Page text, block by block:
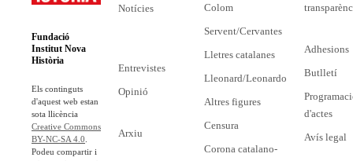
Fundació
Institut Nova
Història
Els continguts
d'aquest web estan
sota llicència
Creative Commons
BY-NC-SA 4.0
Podeu compartir i
Notícies
Entrevistes
Opinió
Arxiu
Colom
Servent/Cervantes
Lletres catalanes
Lleonard/Leonardo
Altres figures
Censura
Corona catalano-
Adhesions
Butlletí
d'actes
Avís legal